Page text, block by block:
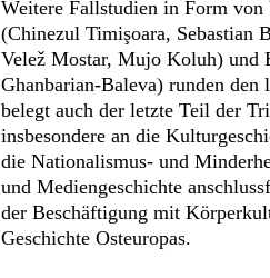
Weitere Fallstudien in Form von
(Chinezul Timişoara, Sebastian
Velež Mostar, Mujo Koluh) und
Ghanbarian-Baleva) runden den
belegt auch der letzte Teil der
insbesondere an die
die Nationalismus- und
und Mediengeschichte
der Beschäftigung mit
Geschichte Osteuropas.